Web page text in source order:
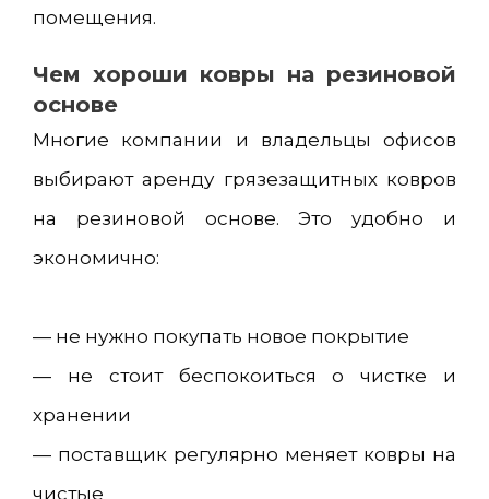
помещения.
Чем хороши ковры на резиновой
основе
Многие компании и владельцы офисов
выбирают аренду грязезащитных ковров
на резиновой основе. Это удобно и
экономично:
— не нужно покупать новое покрытие
— не стоит беспокоиться о чистке и
хранении
— поставщик регулярно меняет ковры на
чистые